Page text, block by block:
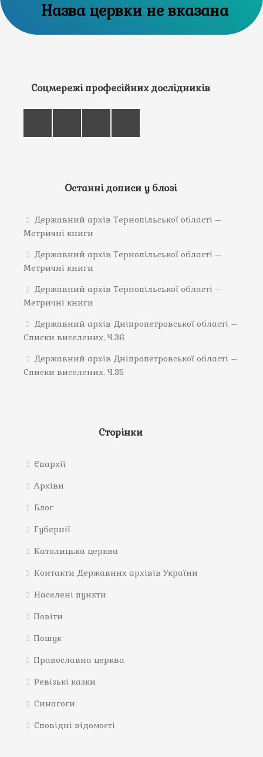
Назва цервки не вказана
Соцмережі професійних дослідників
Останні дописи у блозі
Державний архів Тернопільської області –
Метричні книги
Державний архів Тернопільської області –
Метричні книги
Державний архів Тернопільської області –
Метричні книги
Державний архів Дніпропетровської області –
Списки виселених. Ч.36
Державний архів Дніпропетровської області –
Списки виселених. Ч.35
Сторінки
Єпархії
Архіви
Блог
Губернії
Католицька церква
Контакти Державних архівів України
Населені пункти
Повіти
Пошук
Православна церква
Ревізькі казки
Синагоги
Сповідні відомості